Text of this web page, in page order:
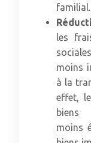
familial.
les
moins
à la
effet,
biens
moins